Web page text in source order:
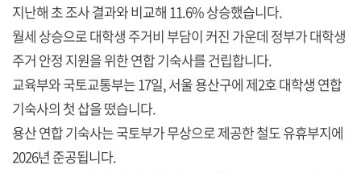
지난해 초 조사 결과와 비교해 11.6% 상승했습니다.
월세 상승으로 대학생 주거비 부담이 커진 가운데 정부가 대학생
주거 안정 지원을 위한 연합 기숙사를 건립합니다.
교육부와 국토교통부는 17일, 서울 용산구에 제2호 대학생 연합
기숙사의 첫 삽을 떴습니다.
용산 연합 기숙사는 국토부가 무상으로 제공한 철도 유휴부지에
2026년 준공됩니다.